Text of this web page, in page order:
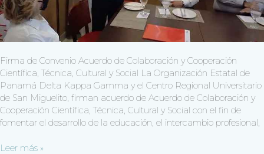
Firma de Convenio Acuerdo de Colaboración y Cooperación
Científica, Técnica, Cultural y Social La Organización Estatal de
Panamá Delta Kappa Gamma y el Centro Regional Universitario
de San Miguelito, firman acuerdo de Acuerdo de Colaboración y
Cooperación Científica, Técnica, Cultural y Social con el fin de
fomentar el desarrollo de la educación, el intercambio profesional,
Leer más »